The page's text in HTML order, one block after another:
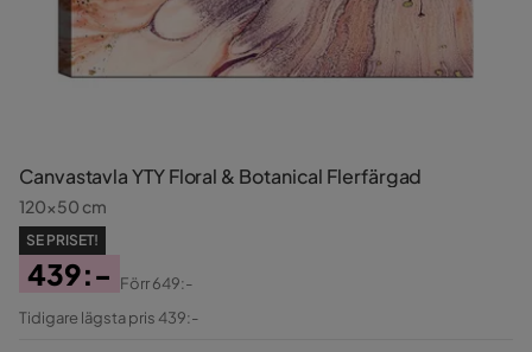
Canvastavla YTY Floral & Botanical Flerfärgad
120x50 cm
SE PRISET!
Pris
439:-
Original
Förr649:-
Tidigare lägsta pris 439:-